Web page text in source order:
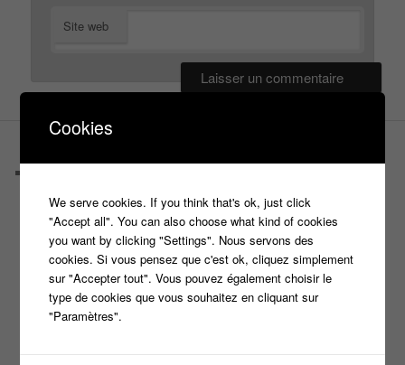
Site web
C’est quoi un directeur de casting ?
Harry
Motus
Slam
C’est quoi un casting ?
Tous les castings
Les 12 coups de midi
Cookies
We serve cookies. If you think that's ok, just click
"Accept all". You can also choose what kind of cookies
you want by clicking "Settings". Nous servons des
cookies. Si vous pensez que c'est ok, cliquez simplement
sur "Accepter tout". Vous pouvez également choisir le
type de cookies que vous souhaitez en cliquant sur
"Paramètres".